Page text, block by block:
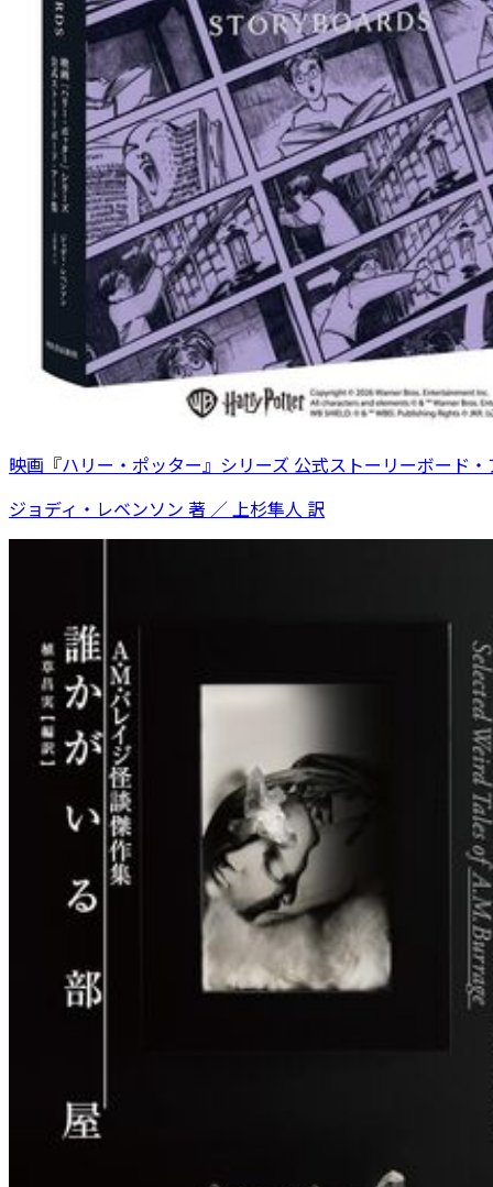
映画『ハリー・ポッター』シリーズ 公式ストーリーボード・
ジョディ・レベンソン 著 ／ 上杉隼人 訳